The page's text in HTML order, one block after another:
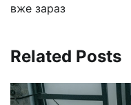
вже зараз
Related Posts